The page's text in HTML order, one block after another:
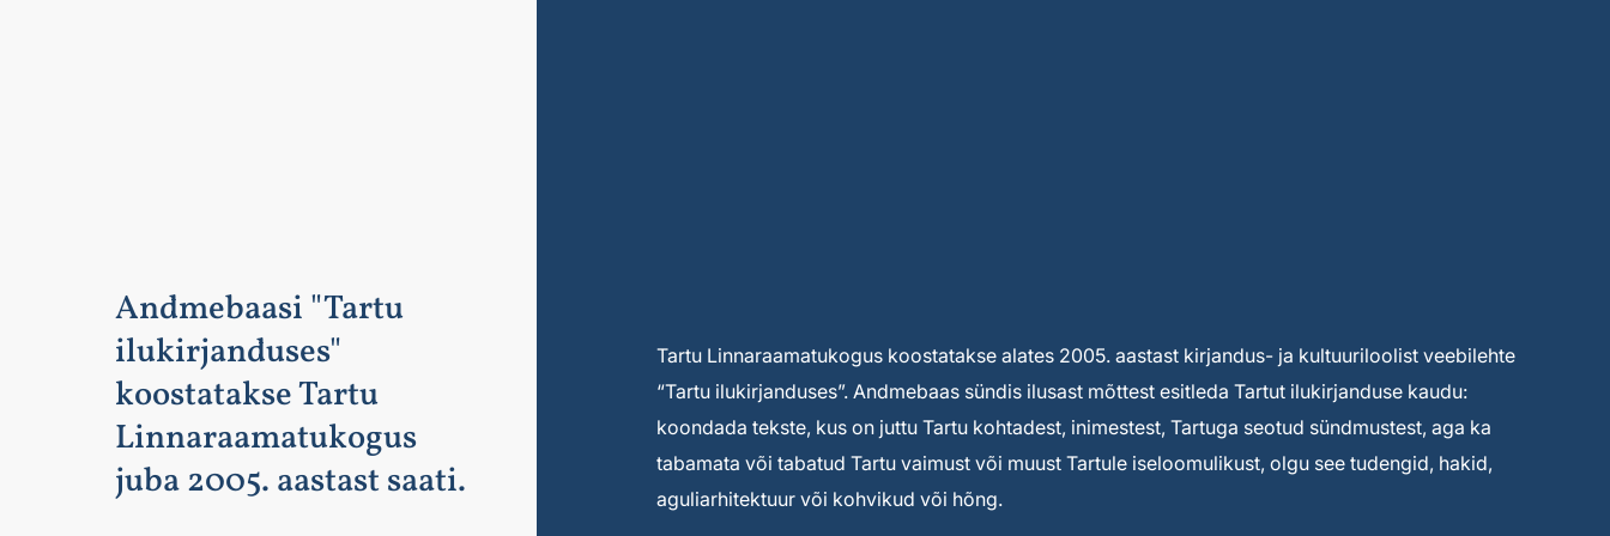
Andmebaasi "Tartu
ilukirjanduses"
koostatakse Tartu
Linnaraamatukogus
juba 2005. aastast saati.
Tartu Linnaraamatukogus koostatakse alates 2005. aastast kirjandus- ja kultuuriloolist veebilehte
“Tartu ilukirjanduses”. Andmebaas sündis ilusast mõttest esitleda Tartut ilukirjanduse kaudu:
koondada tekste, kus on juttu Tartu kohtadest, inimestest, Tartuga seotud sündmustest, aga ka
tabamata või tabatud Tartu vaimust või muust Tartule iseloomulikust, olgu see tudengid, hakid,
aguliarhitektuur või kohvikud või hõng.